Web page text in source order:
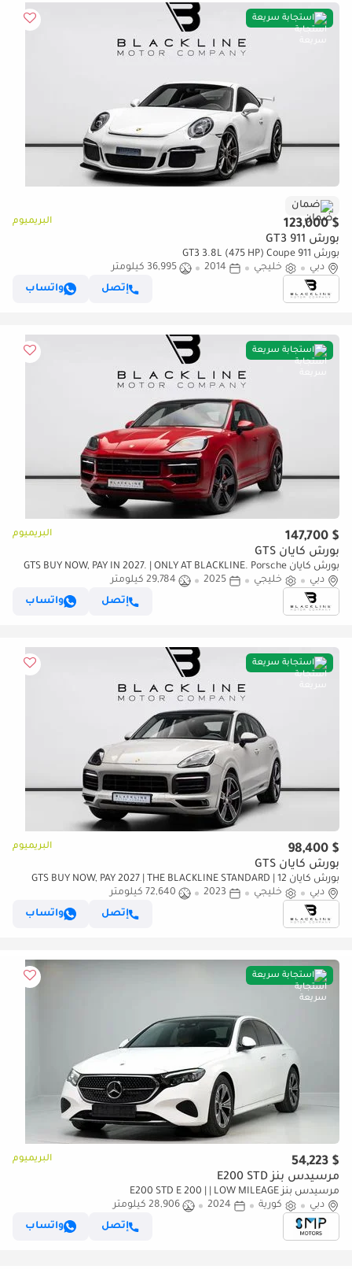
استجابة سريعة
ضمان
$ 123,000 البريميوم
بورش 911 GT3
بورش 911 GT3 3.8L (475 HP) Coupe
دبي
خليجي 2014
36,995 كيلومتر
إتصل
واتساب
استجابة سريعة
$ 147,700 البريميوم
بورش كايان GTS
بورش كايان GTS BUY NOW, PAY IN 2027. | ONLY AT BLACKLINE. Porsche
Warranty, Full Service History, GCC
دبي خليجي 2025
29,784 كيلومتر
إتصل
واتساب
استجابة سريعة
$ 98,400 البريميوم
بورش كايان GTS
بورش كايان GTS BUY NOW, PAY 2027 | THE BLACKLINE STANDARD | 12
Month Blackline Warranty, GCC
دبي خليجي 2023
72,640 كيلومتر
إتصل
واتساب
استجابة سريعة
$ 54,223 البريميوم
مرسيدس بنز E200 STD
مرسيدس بنز E200 STD E 200 | | LOW MILEAGE
دبي
كورية 2024
28,906 كيلومتر
إتصل
واتساب